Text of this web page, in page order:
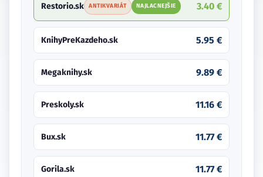
Restorio.sk ANTIKVARIÁT NAJLACNEJŠIE 3.40 €
KnihyPreKazdeho.sk 5.95 €
Megaknihy.sk 9.89 €
Preskoly.sk 11.16 €
Bux.sk 11.77 €
Gorila.sk 11.77 €